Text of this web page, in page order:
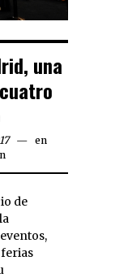
una
en